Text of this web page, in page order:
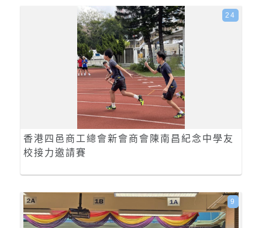
香港四邑商工總會新會商會陳南昌紀念中學友
校接力邀請賽
24
9